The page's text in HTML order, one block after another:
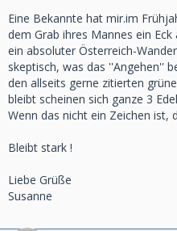
Eine Bekannte hat mir.im
dem Grab ihres Mannes ein
ein absoluter Österreich-
skeptisch, was das ''Angehen''
den allseits gerne zitierten
bleibt scheinen sich ganze 3
Wenn das nicht ein Zeichen ist,
Bleibt stark !
Liebe Grüße
Susanne